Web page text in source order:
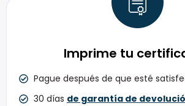
Imprime tu
Pague después de que esté
30 días de garantía de